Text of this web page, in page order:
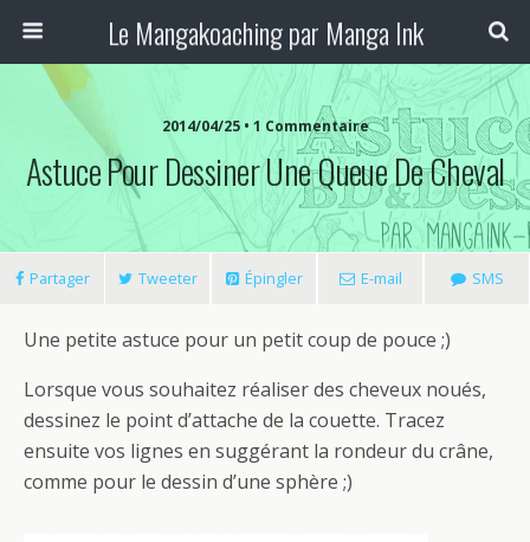
Le Mangakoaching par Manga Ink
2014/04/25 • 1 Commentaire
Astuce Pour Dessiner Une Queue De Cheval
Partager Tweeter Épingler E-mail SMS
Une petite astuce pour un petit coup de pouce ;)
Lorsque vous souhaitez réaliser des cheveux noués,
dessinez le point d’attache de la couette. Tracez
ensuite vos lignes en suggérant la rondeur du crâne,
comme pour le dessin d’une sphère ;)